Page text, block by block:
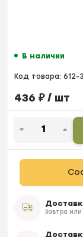
В наличии
Код товара: 612-
436 ₽/ шт
Завтра